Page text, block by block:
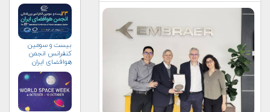
بیست و سومین
کنفرانس انجمن
هوافضای ايران